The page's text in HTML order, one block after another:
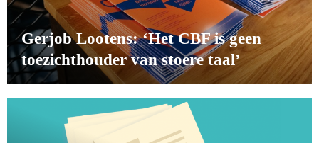
Gerjob Lootens: ‘Het CBF is geen
toezichthouder van stoere taal’